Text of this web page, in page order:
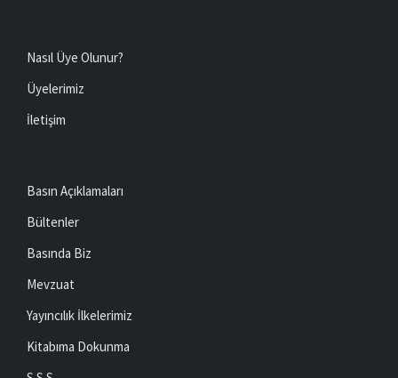
Nasıl Üye Olunur?
Üyelerimiz
İletişim
Basın Açıklamaları
Bültenler
Basında Biz
Mevzuat
Yayıncılık İlkelerimiz
Kitabıma Dokunma